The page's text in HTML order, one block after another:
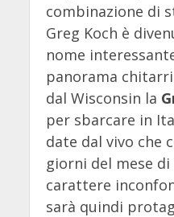
combinazione di
Greg Koch è
nome
panorama
dal Wisconsin la
per sbarcare in
date dal vivo che
giorni del mese
carattere
sarà quindi